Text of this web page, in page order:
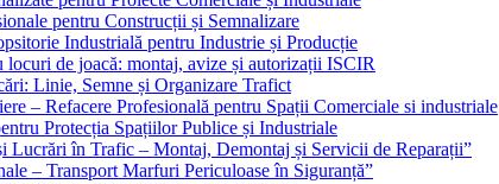
pentru Construcții și Semnalizare
Industrială pentru Industrie și Producție
locuri de joacă: montaj, avize și autorizații ISCIR
Linie, Semne și Organizare Trafict
– Refacere Profesională pentru Spații Comerciale si industriale
Protecția Spațiilor Publice și Industriale
Lucrări în Trafic – Montaj, Demontaj și Servicii de Reparații”
– Transport Marfuri Periculoase în Siguranță”